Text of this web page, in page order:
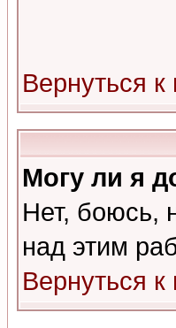
Вернуться к
Могу ли я
Нет, боюсь,
над этим
Вернуться к